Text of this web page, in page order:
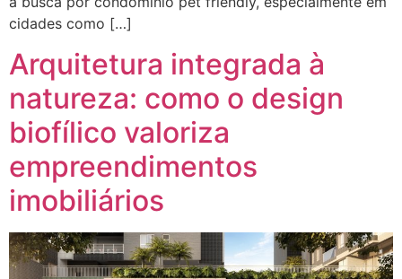
cidades como […]
Arquitetura integrada à
natureza: como o design
biofílico valoriza
empreendimentos
imobiliários